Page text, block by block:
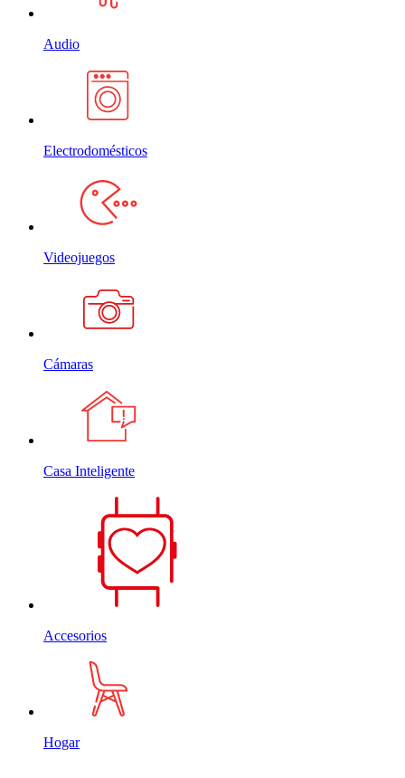
Audio
Electrodomésticos
Videojuegos
Cámaras
Casa Inteligente
Accesorios
Hogar